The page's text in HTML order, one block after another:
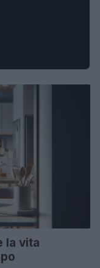
la vita